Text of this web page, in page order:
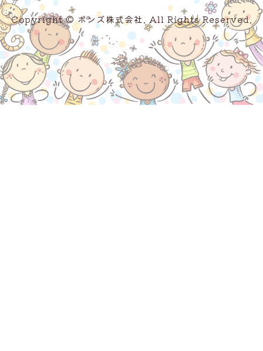
Copyright © ボンズ株式会社. All Rights Reserved.